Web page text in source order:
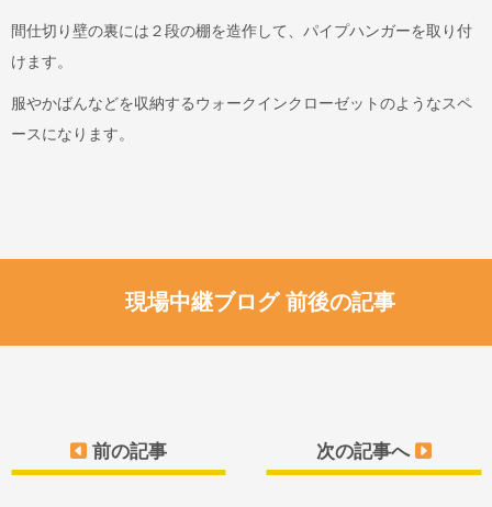
間仕切り壁の裏には２段の棚を造作して、パイプハンガーを取り付
けます。
服やかばんなどを収納するウォークインクローゼットのようなスペ
ースになります。
現場中継ブログ 前後の記事
前の記事 次の記事へ